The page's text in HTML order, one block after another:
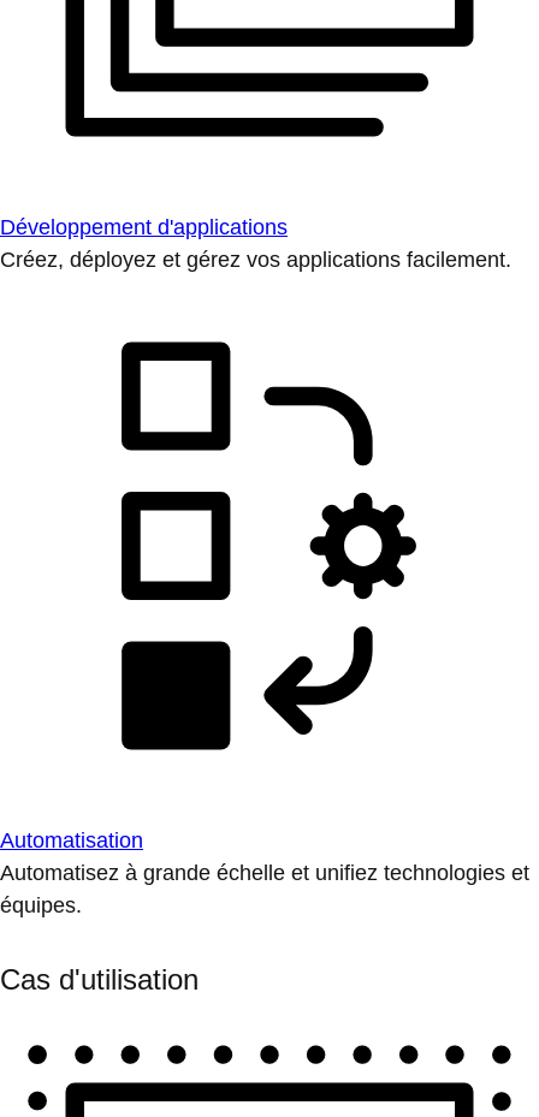
Développement d'applications
Créez, déployez et gérez vos applications facilement.
Automatisation
Automatisez à grande échelle et unifiez technologies et
équipes.
Cas d'utilisation